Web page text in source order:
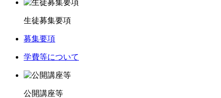
生徒募集要項
募集要項
学費等について
公開講座等